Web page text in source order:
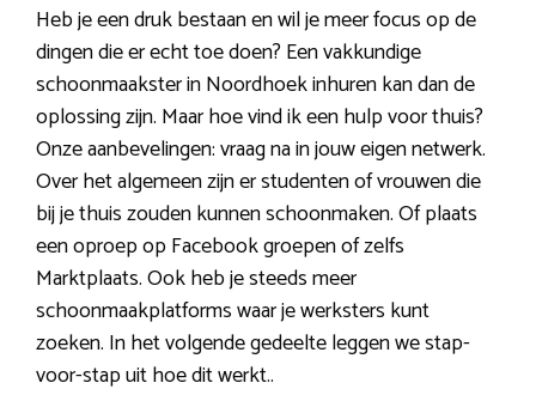
Heb je een druk bestaan en wil je meer focus op de
dingen die er echt toe doen? Een vakkundige
schoonmaakster in Noordhoek inhuren kan dan de
oplossing zijn. Maar hoe vind ik een hulp voor thuis?
Onze aanbevelingen: vraag na in jouw eigen netwerk.
Over het algemeen zijn er studenten of vrouwen die
bij je thuis zouden kunnen schoonmaken. Of plaats
een oproep op Facebook groepen of zelfs
Marktplaats. Ook heb je steeds meer
schoonmaakplatforms waar je werksters kunt
zoeken. In het volgende gedeelte leggen we stap-
voor-stap uit hoe dit werkt..